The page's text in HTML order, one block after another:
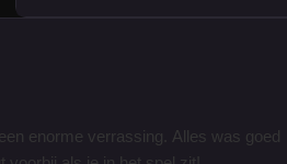
enorme verrassing. Alles was goed